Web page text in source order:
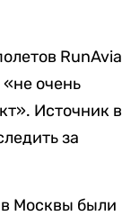
RunAvia
очень
Источник в
за
Москвы были